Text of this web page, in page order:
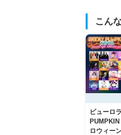
こん
ピューロ
ロウィー